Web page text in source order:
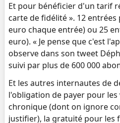
Et pour bénéficier d'un tarif
carte de fidélité ». 12 entrées
euro chaque entrée) ou 25
euro). « Je pense que c'est
observe dans son tweet
suivi par plus de 600 000
Et les autres internautes de
l'obligation de payer pour
chronique (dont on ignore
justifier), la gratuité pour les